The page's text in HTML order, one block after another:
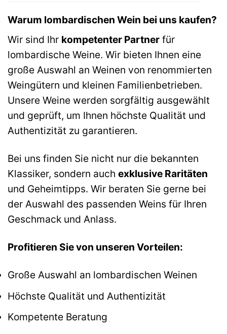
Warum lombardischen Wein bei uns kaufen?
Wir sind Ihr kompetenter Partner für
lombardische Weine. Wir bieten Ihnen eine
große Auswahl an Weinen von renommierten
Weingütern und kleinen Familienbetrieben.
Unsere Weine werden sorgfältig ausgewählt
und geprüft, um Ihnen höchste Qualität und
Authentizität zu garantieren.
Bei uns finden Sie nicht nur die bekannten
Klassiker, sondern auch exklusive Raritäten
und Geheimtipps. Wir beraten Sie gerne bei
der Auswahl des passenden Weins für Ihren
Geschmack und Anlass.
Profitieren Sie von unseren Vorteilen:
Große Auswahl an lombardischen Weinen
Höchste Qualität und Authentizität
Kompetente Beratung